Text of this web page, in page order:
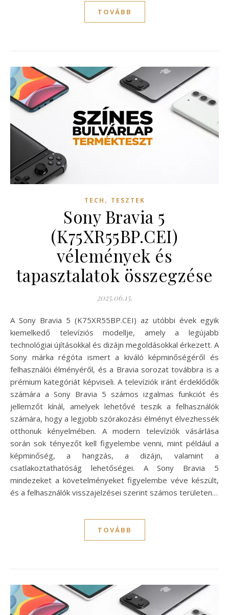
TOVÁBB
TECH , TESZTEK
Sony Bravia 5
(K75XR55BP.CEI)
vélemények és
tapasztalatok összegzése
2025.06.15.
A Sony Bravia 5 (K75XR55BP.CEI) az utóbbi évek egyik
kiemelkedő televíziós modellje, amely a legújabb
technológiai újításokkal és dizájn megoldásokkal érkezett. A
Sony márka régóta ismert a kiváló képminőségéről és
felhasználói élményéről, és a Bravia sorozat továbbra is a
prémium kategóriát képviseli. A televíziók iránt érdeklődők
számára a Sony Bravia 5 számos izgalmas funkciót és
jellemzőt kínál, amelyek lehetővé teszik a felhasználók
számára, hogy a legjobb szórakozási élményt élvezhessék
otthonuk kényelmében. A modern televíziók vásárlása
során sok tényezőt kell figyelembe venni, mint például a
képminőség, a hangzás, a dizájn, valamint a
csatlakoztathatóság lehetőségei. A Sony Bravia 5
mindezeket a követelményeket figyelembe véve készült,
és a felhasználók visszajelzései szerint számos területen…
TOVÁBB